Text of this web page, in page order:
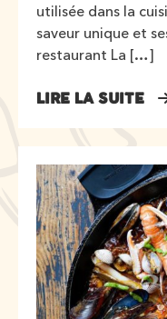
utilisée dans la
saveur unique et
restaurant La […]
LIRE LA SUITE